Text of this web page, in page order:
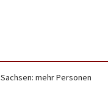
mehr Personen